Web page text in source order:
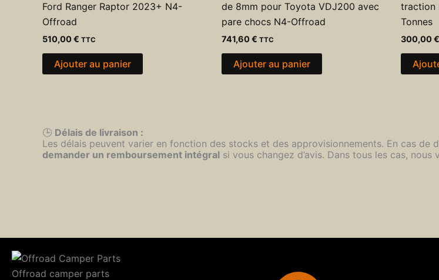
Ford Ranger Raptor 2023+ N4-
Offroad
510,00€ TTC
Ajouter au panier
de 8mm pour Toyota VDJ200 avec
pare chocs N4-Offroad
741,60€ TTC
Ajouter au panier
traction
Tonnes
300,00€
🕒 Délais de livraison :
Les délais peuvent varier en fonction des stocks et des approvisionnements. En cas de
demander un remboursement intégral si vous changez d’avis. Dans tous les cas, nous
Offroad camper parts